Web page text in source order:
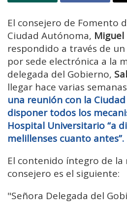
El consejero de Fomento
Ciudad Autónoma,
respondido a través de
por sede electrónica a la
delegada del Gobierno,
llegar hace varias semanas
una reunión con la
disponer todos los
Hospital Universitario “a
melillenses cuanto antes”.
El contenido íntegro de la
consejero es el siguiente:
"Señora Delegada del